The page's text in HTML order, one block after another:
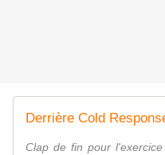
Clap de fin pour